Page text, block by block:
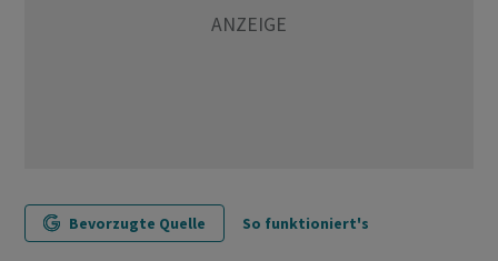
Bevorzugte Quelle So funktioniert's